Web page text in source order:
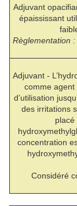
Adjuvant
épaississant
Règlementation
Adjuvant -
comme agent
d’utilisation
des irritations
placé
concentration
Considéré